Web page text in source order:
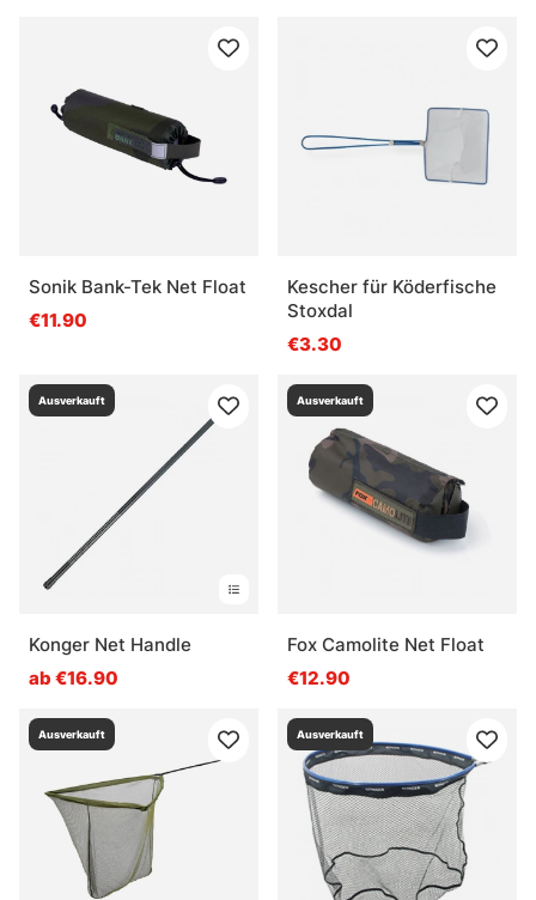
Sonik Bank-Tek Net Float
€11.90
Kescher für Köderfische
Stoxdal
€3.30
Ausverkauft
Konger Net Handle
ab €16.90
Ausverkauft
Fox Camolite Net Float
€12.90
Ausverkauft Ausverkauft